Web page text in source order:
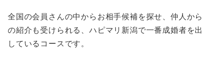
全国の会員さんの中からお相手候補を探せ、仲人から
の紹介も受けられる、ハピマリ新潟で一番成婚者を出
しているコースです。